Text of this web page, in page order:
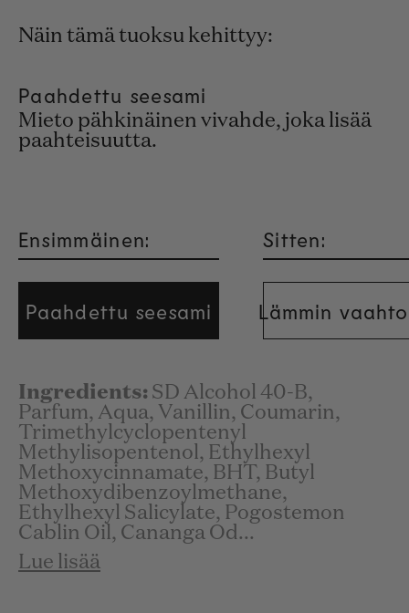
Näin tämä tuoksu kehittyy:
Paahdettu seesami
Mieto pähkinäinen vivahde, joka lisää
paahteisuutta.
Ensimmäinen:
Paahdettu seesami
Sitten:
Lämmin
Ingredients: SD Alcohol 40-B,
Parfum, Aqua, Vanillin, Coumarin,
Trimethylcyclopentenyl
Methylisopentenol, Ethylhexyl
Methoxycinnamate, BHT, Butyl
Methoxydibenzoylmethane,
Ethylhexyl Salicylate, Pogostemon
Cablin Oil, Cananga Od...
Lue lisää